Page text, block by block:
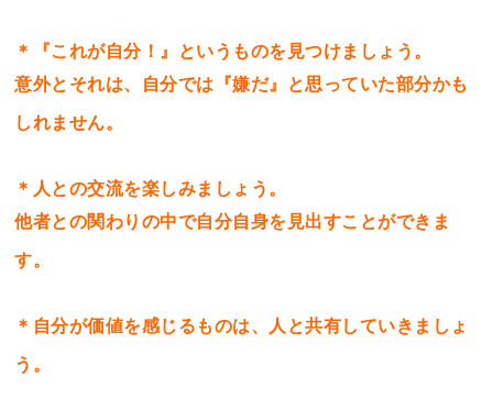
＊『これが自分！』というものを見つけましょう。
意外とそれは、自分では『嫌だ』と思っていた部分かも
しれません。
＊人との交流を楽しみましょう。
他者との関わりの中で自分自身を見出すことができま
す。
＊自分が価値を感じるものは、人と共有していきましょ
う。